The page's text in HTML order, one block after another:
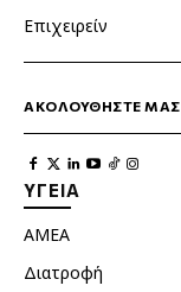
Επιχειρείν
ΑΚΟΛΟΥΘΗΣΤΕ ΜΑΣ
ΥΓΕΙΑ
ΑΜΕΑ
Διατροφή